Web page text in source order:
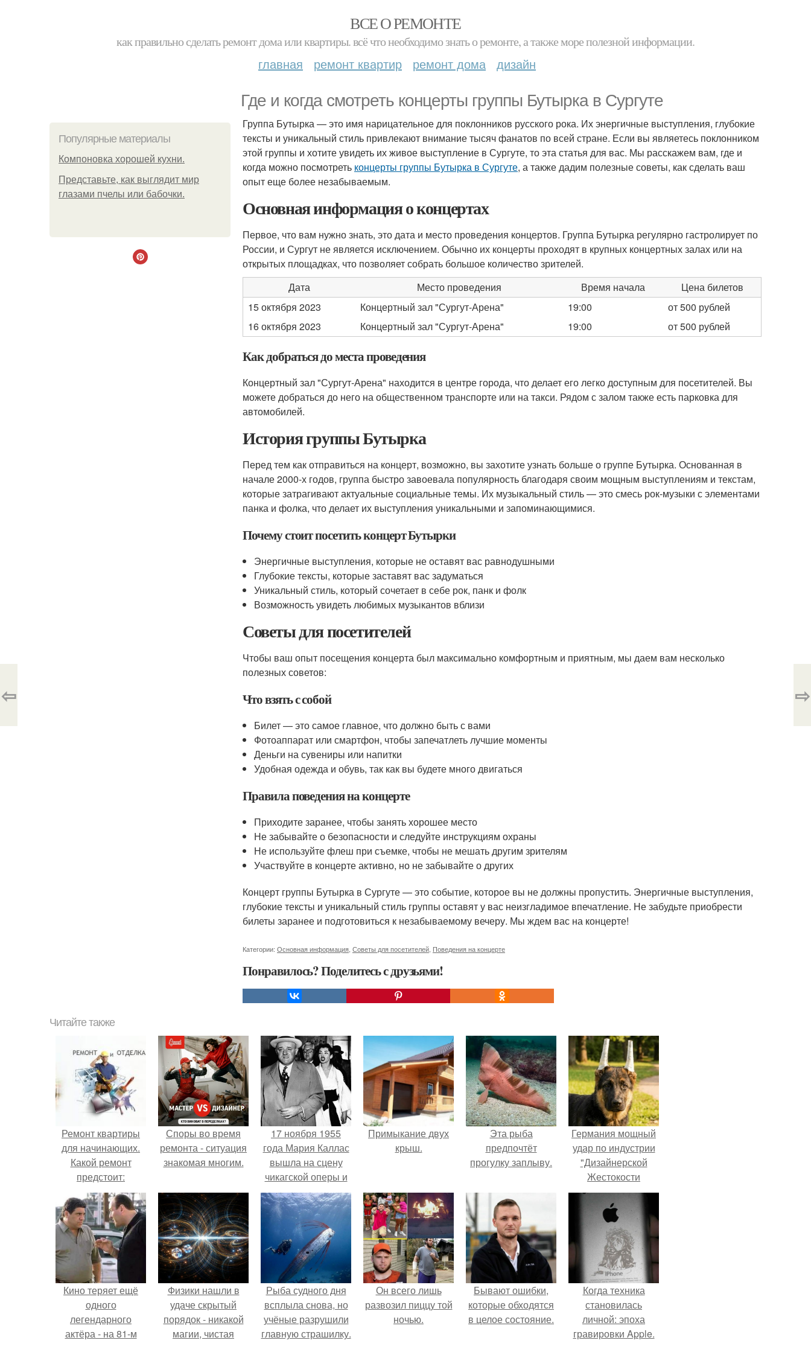
ВСЕ О РЕМОНТЕ
как правильно сделать ремонт дома или квартиры. всё что необходимо знать о ремонте, а также море полезной информации.
главная ремонт квартир ремонт дома дизайн
Где и когда смотреть концерты группы Бутырка в Сургуте
Популярные материалы
Компоновка хорошей кухни.
Представьте, как выглядит мир
глазами пчелы или бабочки.
Группа Бутырка — это имя нарицательное для поклонников русского рока. Их энергичные выступления, глубокие
тексты и уникальный стиль привлекают внимание тысяч фанатов по всей стране. Если вы являетесь поклонником
этой группы и хотите увидеть их живое выступление в Сургуте, то эта статья для вас. Мы расскажем вам, где и
когда можно посмотреть концерты группы Бутырка в Сургуте, а также дадим полезные советы, как сделать ваш
опыт еще более незабываемым.
Основная информация о концертах
Первое, что вам нужно знать, это дата и место проведения концертов. Группа Бутырка регулярно гастролирует по
России, и Сургут не является исключением. Обычно их концерты проходят в крупных концертных залах или на
открытых площадках, что позволяет собрать большое количество зрителей.
Дата
Место проведения Время начала
Цена билетов
15 октября 2023
Концертный зал "Сургут-Арена" 19:00
от 500 рублей
16 октября 2023
Концертный зал "Сургут-Арена" 19:00 от 500 рублей
Как добраться до места проведения
Концертный зал "Сургут-Арена" находится в центре города, что делает его легко доступным для посетителей. Вы
можете добраться до него на общественном транспорте или на такси. Рядом с залом также есть парковка для
автомобилей.
История группы Бутырка
Перед тем как отправиться на концерт, возможно, вы захотите узнать больше о группе Бутырка. Основанная в
начале 2000-х годов, группа быстро завоевала популярность благодаря своим мощным выступлениям и текстам,
которые затрагивают актуальные социальные темы. Их музыкальный стиль — это смесь рок-музыки с элементами
панка и фолка, что делает их выступления уникальными и запоминающимися.
Почему стоит посетить концерт Бутырки
Энергичные выступления, которые не оставят вас равнодушными
Глубокие тексты, которые заставят вас задуматься
Уникальный стиль, который сочетает в себе рок, панк и фолк
Возможность увидеть любимых музыкантов вблизи
Советы для посетителей
Чтобы ваш опыт посещения концерта был максимально комфортным и приятным, мы даем вам несколько
полезных советов:
Что взять с собой
Билет — это самое главное, что должно быть с вами
Фотоаппарат или смартфон, чтобы запечатлеть лучшие моменты
Деньги на сувениры или напитки
Удобная одежда и обувь, так как вы будете много двигаться
Правила поведения на концерте
Приходите заранее, чтобы занять хорошее место
Не забывайте о безопасности и следуйте инструкциям охраны
Не используйте флеш при съемке, чтобы не мешать другим зрителям
Участвуйте в концерте активно, но не забывайте о других
Концерт группы Бутырка в Сургуте — это событие, которое вы не должны пропустить. Энергичные выступления,
глубокие тексты и уникальный стиль группы оставят у вас неизгладимое впечатление. Не забудьте приобрести
билеты заранее и подготовиться к незабываемому вечеру. Мы ждем вас на концерте!
Категории: Основная информация Советы для посетителей Поведения на концерте
Понравилось? Поделитесь с друзьями!
⇦ ⇨
Читайте также
Ремонт квартиры
для начинающих.
Какой ремонт
предстоит:
косметический или
капитальный
Споры во время
ремонта - ситуация
знакомая многим.
17 ноября 1955
года Мария Каллас
вышла на сцену
чикагской оперы и
сорвала овации.
Примыкание двух
крыш.
Эта рыба
предпочтёт
прогулку заплыву.
Германия мощный
удар по индустрии
"Дизайнерской
Жестокости
нанесла".
Кино теряет ещё
одного
легендарного
актёра - на 81-м
Физики нашли в
удаче скрытый
порядок - никакой
магии, чистая
Рыба судного дня
всплыла снова, но
учёные разрушили
главную страшилку.
Он всего лишь
развозил пиццу той
ночью.
Бывают ошибки,
которые обходятся
в целое состояние.
Когда техника
становилась
личной: эпоха
гравировки Apple.